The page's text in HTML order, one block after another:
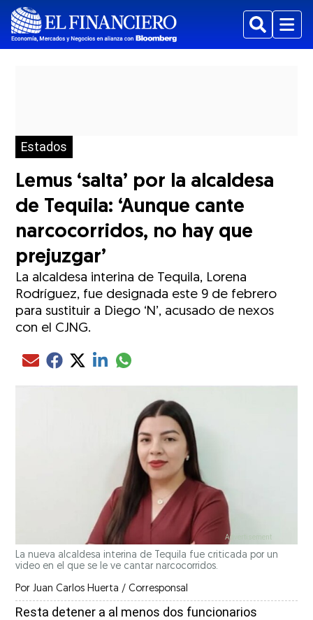
BuscarMenu
Estados
Lemus ‘salta’ por la alcaldesa
de Tequila: ‘Aunque cante
narcocorridos, no hay que
prejuzgar’
La alcaldesa interina de Tequila, Lorena
Rodríguez, fue designada este 9 de febrero
para sustituir a Diego ‘N’, acusado de nexos
con el CJNG.
Compartir el artículo actual mediante Email
Compartir el artículo actual mediante Facebook
Compartir el artículo actual mediante Twitter
Compartir el artículo actual mediante LinkedIn
Compartir el artículo actual mediante
La nueva alcaldesa interina de Tequila fue criticada por un
video en el que se le ve cantar narcocorridos.
Por Juan Carlos Huerta / Corresponsal
Resta detener a al menos dos funcionarios